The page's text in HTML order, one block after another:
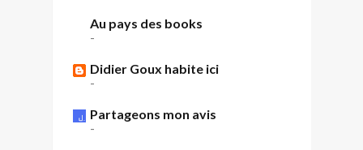
Au pays des books
-
Didier Goux habite ici
-
Partageons mon avis
-